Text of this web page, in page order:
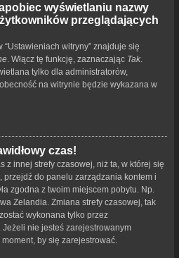
wyświetlaniu nazwy
przeglądających
witryny” znajduje się
. Włącz tę funkcję, zaznaczając Tak
tylko dla administratorów,
na witrynie będzie wykazana w
czas!
z innej strefy czasowej, niż ta, w której się
przejdź do panelu zarządzania kontem i
zgodna z twoim miejscem pobytu. Np.
Zelandia. Zmiana strefy czasowej, tak
wykonana tylko przez
nie jesteś zarejestrowanym
by się zarejestrować.